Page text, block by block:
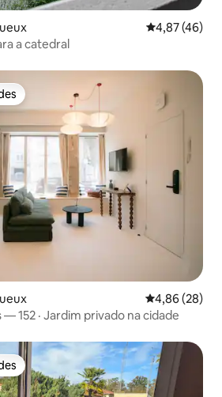
4,87 de uma
4,87 (46)
a catedral
4,86 de uma
4,86 (28)
152 · Jardim privado na cidade